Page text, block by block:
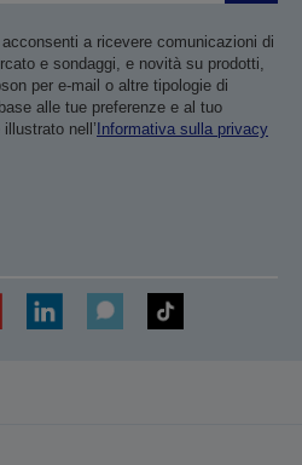
a ricevere comunicazioni di
e sondaggi, e novità su prodotti,
per e-mail o altre tipologie di
alle tue preferenze e al tuo
nell’ Informativa sulla privacy